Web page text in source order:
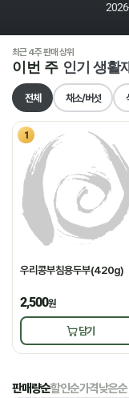
최근 4주 판매 상위
이번 주 인기 생활
전체 채소/버섯
1
우리콩부침용두부(420g)
2,500원
담기
판매량순할인순가격낮은순